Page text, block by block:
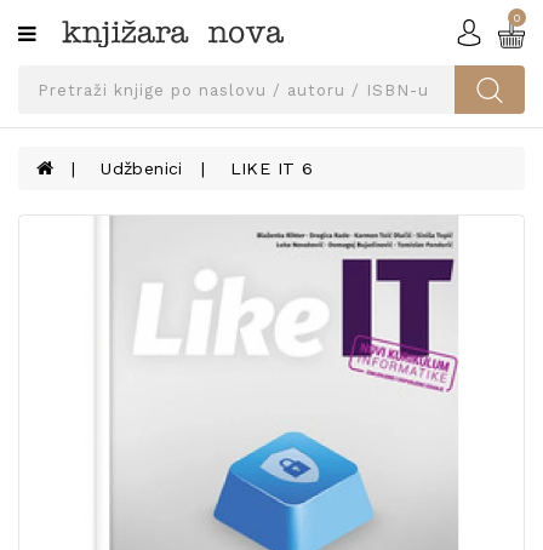
Kategorije
SVEUČILIŠNA
UDŽBENICI
KNJIGE
0
Udžbenici LIKE IT 6